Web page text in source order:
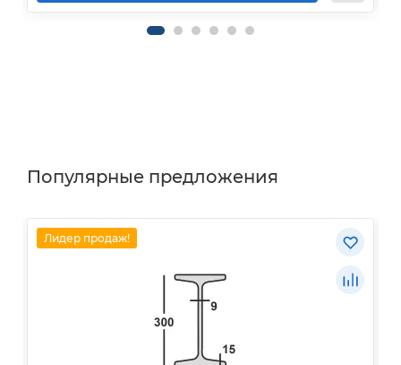
Популярные предложения
Лидер продаж!